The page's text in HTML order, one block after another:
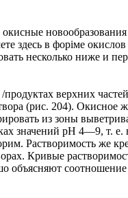
здесь в форіме
несколько ниже и
продуктах верхних
(рис. 204). Окисное
из зоны
значений рН 4—9, т. е.
Растворимость же
Кривые
объясняют